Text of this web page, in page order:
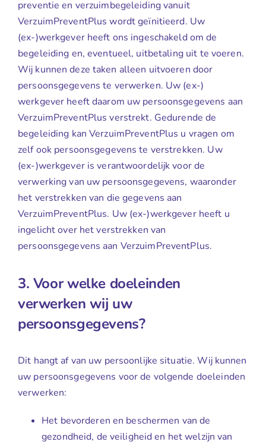
preventie en verzuimbegeleiding vanuit
VerzuimPreventPlus wordt geïnitieerd. Uw
(ex-)werkgever heeft ons ingeschakeld om de
begeleiding en, eventueel, uitbetaling uit te voeren.
Wij kunnen deze taken alleen uitvoeren door
persoonsgegevens te verwerken. Uw (ex-)
werkgever heeft daarom uw persoonsgegevens aan
VerzuimPreventPlus verstrekt. Gedurende de
begeleiding kan VerzuimPreventPlus u vragen om
zelf ook persoonsgegevens te verstrekken. Uw
(ex-)werkgever is verantwoordelijk voor de
verwerking van uw persoonsgegevens, waaronder
het verstrekken van die gegevens aan
VerzuimPreventPlus. Uw (ex-)werkgever heeft u
ingelicht over het verstrekken van
persoonsgegevens aan VerzuimPreventPlus.
3. Voor welke doeleinden
verwerken wij uw
persoonsgegevens?
Dit hangt af van uw persoonlijke situatie. Wij kunnen
uw persoonsgegevens voor de volgende doeleinden
verwerken:
Het bevorderen en beschermen van de
gezondheid, de veiligheid en het welzijn van